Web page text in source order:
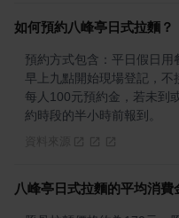
如何預約八峰亭日式拉麵？
預約方式包含：平日假日用
早上九點開始現場登記，不
每人100元預約金，若未到
約時段的半小時前報到。
八峰亭日式拉麵的平均消費